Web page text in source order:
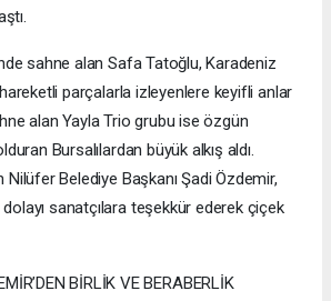
sahne alan Safa Tatoğlu, Karadeniz
parçalarla izleyenlere keyifli anlar
alan Yayla Trio grubu ise özgün
Bursalılardan büyük alkış aldı.
Nilüfer Belediye Başkanı Şadi Özdemir,
sanatçılara teşekkür ederek çiçek
BİRLİK VE BERABERLİK